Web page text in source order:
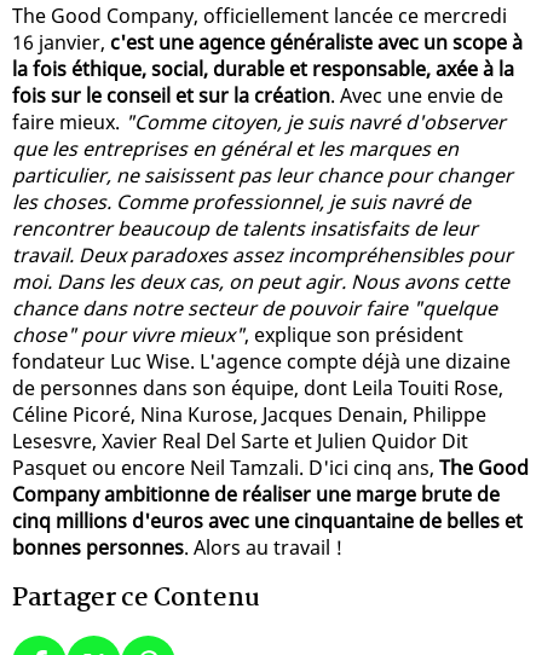
The Good Company, officiellement lancée ce mercredi
16 janvier, c'est une agence généraliste avec un scope à
la fois éthique, social, durable et responsable, axée à la
fois sur le conseil et sur la création. Avec une envie de
faire mieux. "Comme citoyen, je suis navré d'observer
que les entreprises en général et les marques en
particulier, ne saisissent pas leur chance pour changer
les choses. Comme professionnel, je suis navré de
rencontrer beaucoup de talents insatisfaits de leur
travail. Deux paradoxes assez incompréhensibles pour
moi. Dans les deux cas, on peut agir. Nous avons cette
chance dans notre secteur de pouvoir faire "quelque
chose" pour vivre mieux", explique son président
fondateur Luc Wise. L'agence compte déjà une dizaine
de personnes dans son équipe, dont Leila Touiti Rose,
Céline Picoré, Nina Kurose, Jacques Denain, Philippe
Lesesvre, Xavier Real Del Sarte et Julien Quidor Dit
Pasquet ou encore Neil Tamzali. D'ici cinq ans, The Good
Company ambitionne de réaliser une marge brute de
cinq millions d'euros avec une cinquantaine de belles et
bonnes personnes. Alors au travail !
Partager ce Contenu